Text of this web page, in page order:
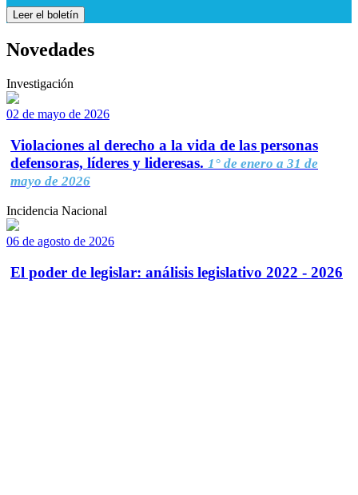
Leer el boletín
Novedades
Investigación
02 de mayo de 2026
Violaciones al derecho a la vida de las personas
defensoras, líderes y lideresas. 1° de enero a 31 de
mayo de 2026
Incidencia Nacional
06 de agosto de 2026
El poder de legislar: análisis legislativo 2022 - 2026